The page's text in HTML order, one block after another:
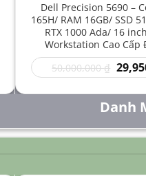
Dell Precision 5690 –
165H/ RAM 16GB/ SSD
RTX 1000 Ada/ 16
Workstation Cao Cấp
Thuật Sáng Tạo Hiệu
50,000,000₫ Giá
gốc
Danh